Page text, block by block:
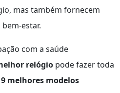
mas também fornecem
estar.
com a saúde
relógio pode fazer toda
9 melhores modelos